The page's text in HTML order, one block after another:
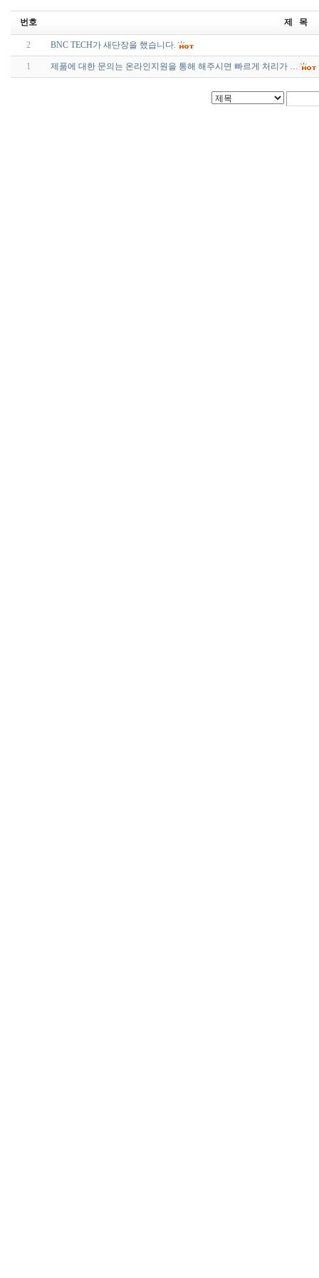
번호 제 목
2 BNC TECH가 새단장을 했습니다.
1 제품에 대한 문의는 온라인지원을 통해 해주시면 빠르게 처리가 …